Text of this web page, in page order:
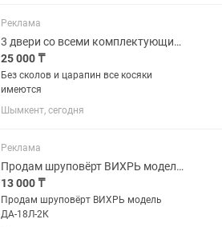
Реклама
3 двери со всеми комплектующими
25 000 ₸
Без сколов и царапин все косяки
имеются
Шымкент, сегодня
Реклама
Продам шруповёрт ВИХРЬ модель ДА-18Л-2К
13 000 ₸
Продам шруповёрт ВИХРЬ модель
ДА-18Л-2К